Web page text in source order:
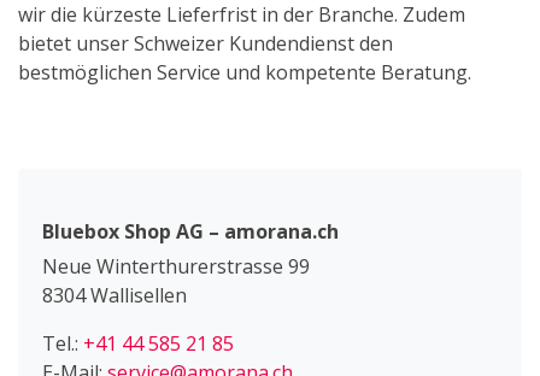
wir die kürzeste Lieferfrist in der Branche. Zudem
bietet unser Schweizer Kundendienst den
bestmöglichen Service und kompetente Beratung.
Bluebox Shop AG – amorana.ch
Neue Winterthurerstrasse 99
8304 Wallisellen
Tel.: +41 44 585 21 85